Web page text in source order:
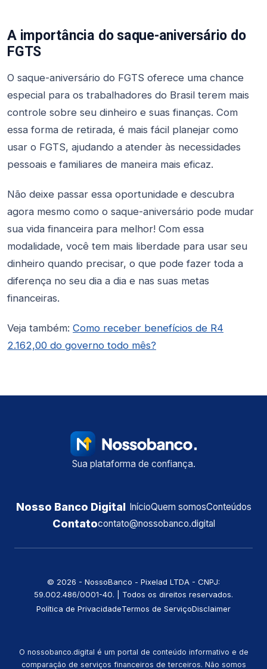
A importância do saque-aniversário do
FGTS
O saque-aniversário do FGTS oferece uma chance
especial para os trabalhadores do Brasil terem mais
controle sobre seu dinheiro e suas finanças. Com
essa forma de retirada, é mais fácil planejar como
usar o FGTS, ajudando a atender às necessidades
pessoais e familiares de maneira mais eficaz.
Não deixe passar essa oportunidade e descubra
agora mesmo como o saque-aniversário pode mudar
sua vida financeira para melhor! Com essa
modalidade, você tem mais liberdade para usar seu
dinheiro quando precisar, o que pode fazer toda a
diferença no seu dia a dia e nas suas metas
financeiras.
Veja também: Como receber benefícios de R4
2.162,00 do governo todo mês?
Sua plataforma de confiança.
Nosso Banco Digital InícioQuem somosConteúdos
Contatocontato@nossobanco.digital
©️ 2026 - NossoBanco - Pixelad LTDA - CNPJ:
59.002.486/0001-40. | Todos os direitos reservados.
Política de PrivacidadeTermos de ServiçoDisclaimer
O nossobanco.digital é um portal de conteúdo informativo e de
comparação de serviços financeiros de terceiros. Não somos